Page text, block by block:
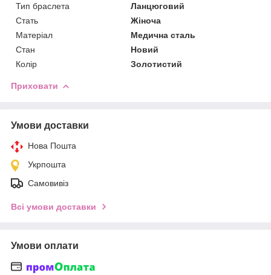
Тип браслета
Ланцюговий
Стать
Жіноча
Матеріал
Медична сталь
Стан
Новий
Колір
Золотистий
Приховати
Умови доставки
Нова Пошта
Укрпошта
Самовивіз
Всі умови доставки
Умови оплати